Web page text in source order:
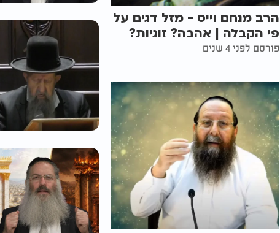
הרב מנחם וייס - מזל דגים על
פי הקבלה | אהבה? זוגיות?
פורסם לפני 4 שנים